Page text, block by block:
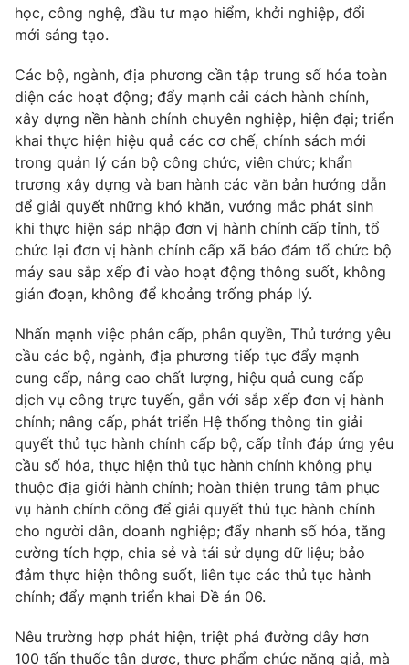
học, công nghệ, đầu tư mạo hiểm, khởi nghiệp, đổi
mới sáng tạo.
Các bộ, ngành, địa phương cần tập trung số hóa toàn
diện các hoạt động; đẩy mạnh cải cách hành chính,
xây dựng nền hành chính chuyên nghiệp, hiện đại; triển
khai thực hiện hiệu quả các cơ chế, chính sách mới
trong quản lý cán bộ công chức, viên chức; khẩn
trương xây dựng và ban hành các văn bản hướng dẫn
để giải quyết những khó khăn, vướng mắc phát sinh
khi thực hiện sáp nhập đơn vị hành chính cấp tỉnh, tổ
chức lại đơn vị hành chính cấp xã bảo đảm tổ chức bộ
máy sau sắp xếp đi vào hoạt động thông suốt, không
gián đoạn, không để khoảng trống pháp lý.
Nhấn mạnh việc phân cấp, phân quyền, Thủ tướng yêu
cầu các bộ, ngành, địa phương tiếp tục đẩy mạnh
cung cấp, nâng cao chất lượng, hiệu quả cung cấp
dịch vụ công trực tuyến, gắn với sắp xếp đơn vị hành
chính; nâng cấp, phát triển Hệ thống thông tin giải
quyết thủ tục hành chính cấp bộ, cấp tỉnh đáp ứng yêu
cầu số hóa, thực hiện thủ tục hành chính không phụ
thuộc địa giới hành chính; hoàn thiện trung tâm phục
vụ hành chính công để giải quyết thủ tục hành chính
cho người dân, doanh nghiệp; đẩy nhanh số hóa, tăng
cường tích hợp, chia sẻ và tái sử dụng dữ liệu; bảo
đảm thực hiện thông suốt, liên tục các thủ tục hành
chính; đẩy mạnh triển khai Đề án 06.
Nêu trường hợp phát hiện, triệt phá đường dây hơn
100 tấn thuốc tân dược, thực phẩm chức năng giả, mà